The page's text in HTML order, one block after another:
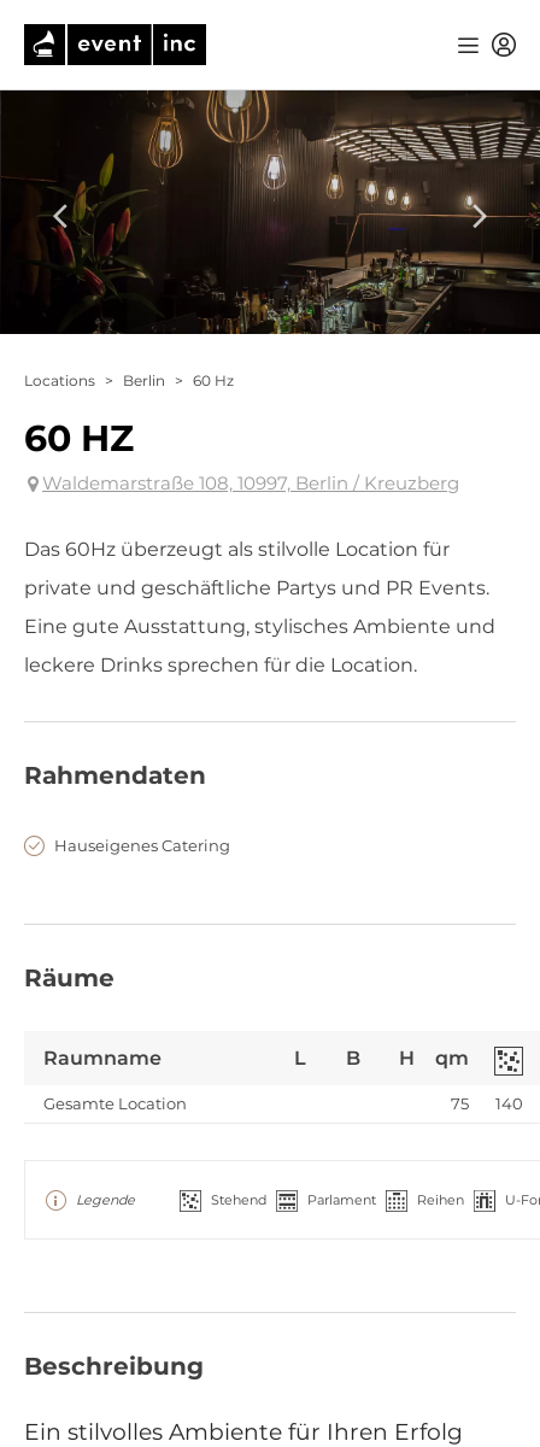
Locations > Berlin > 60 Hz
60 HZ
Waldemarstraße 108, 10997, Berlin / Kreuzberg
Das 60Hz überzeugt als stilvolle Location für
private und geschäftliche Partys und PR Events.
Eine gute Ausstattung, stylisches Ambiente und
leckere Drinks sprechen für die Location.
Rahmendaten
Hauseigenes Catering
Räume
Raumname L B H qm
Gesamte Location 75 140
Legende Stehend Parlament Reihen U-
Beschreibung
Ein stilvolles Ambiente für Ihren Erfolg